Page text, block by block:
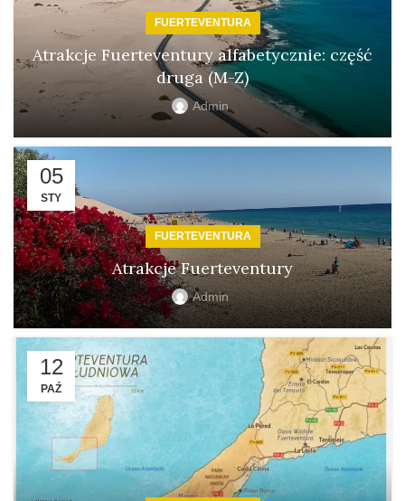
FUERTEVENTURA
Atrakcje Fuerteventury alfabetycznie: część
druga (M-Z)
Admin
05
STY
FUERTEVENTURA
Atrakcje Fuerteventury
Admin
12
PAŹ